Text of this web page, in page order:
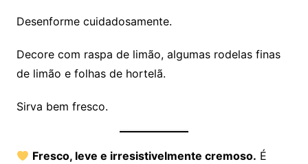
Desenforme cuidadosamente.
Decore com raspa de limão, algumas rodelas finas
de limão e folhas de hortelã.
Sirva bem fresco.
Fresco, leve e irresistivelmente cremoso. É